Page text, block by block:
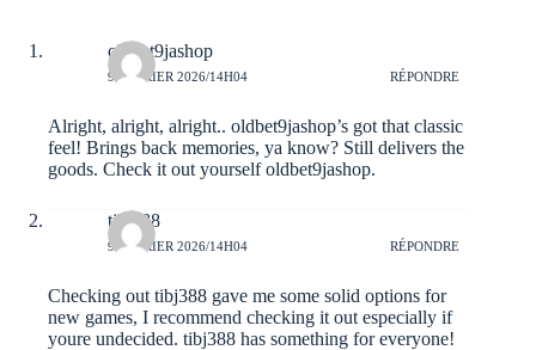
oldbet9jashop
9 FÉVRIER 2026/14H04 RÉPONDRE
Alright, alright, alright.. oldbet9jashop’s got that classic
feel! Brings back memories, ya know? Still delivers the
goods. Check it out yourselfoldbet9jashop.
tibj388
9 FÉVRIER 2026/14H04 RÉPONDRE
Checking out tibj388 gave me some solid options for
new games, I recommend checking it out especially if
youre undecided. tibj388 has something for everyone!